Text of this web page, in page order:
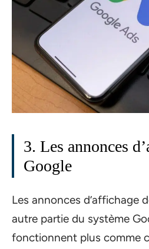
3. Les annonces
Google
Les annonces d’affichage
autre partie du système
fonctionnent plus comme